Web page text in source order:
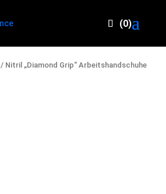
(0)
/ Nitril „Diamond Grip“ Arbeitshandschuhe